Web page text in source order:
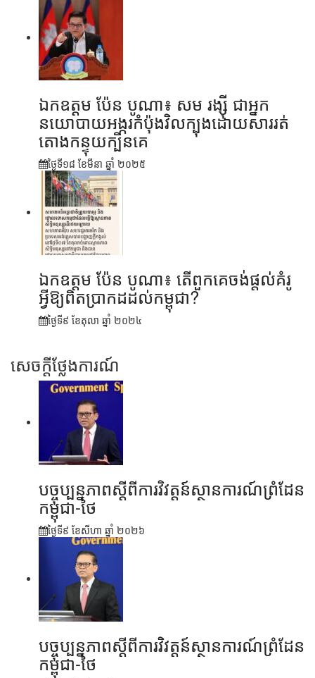
ឯកឧត្តម ប៉ែន បូណា៖ សម រង្ស៊ី ជាអ្នក
នយោបាយអង្ករកំប៉ុងវិលក្បុងដោយសាររត់
តោងកន្ទុយក្បិនគេ
ថ្ងៃទី១៨ ខែ​មីនា ឆ្នាំ ២០២៥
ឯកឧត្តម ប៉ែន បូណា៖ តើពួកគេចង់ផ្តល់គំរូ
អ្វីឱ្យពិតប្រាកដដល់កម្ពុជា?
ថ្ងៃទី៩ ខែ​តុលា ឆ្នាំ ២០២៤
សេចក្តីថ្លែងការណ៍
បច្ចុប្បន្នភាពស្ដីពីការវិវត្តន៍ស្ថានការណ៍ព្រំដែន
កម្ពុជា-ថៃ
ថ្ងៃទី៩ ខែ​សីហា ឆ្នាំ ២០២៦
បច្ចុប្បន្នភាពស្ដីពីការវិវត្តន៍ស្ថានការណ៍ព្រំដែន
កម្ពុជា-ថៃ